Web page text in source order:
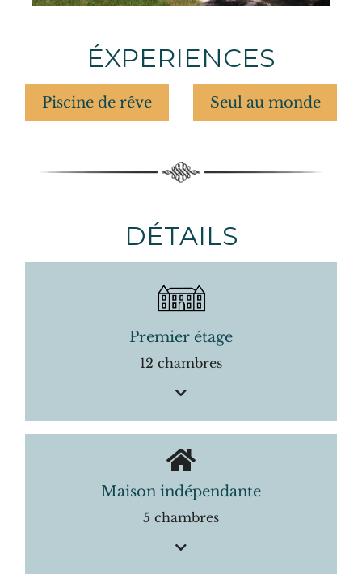
ÉXPERIENCES
Piscine de rêve Seul au monde
DÉTAILS
Premier étage
12 chambres
Maison indépendante
5 chambres